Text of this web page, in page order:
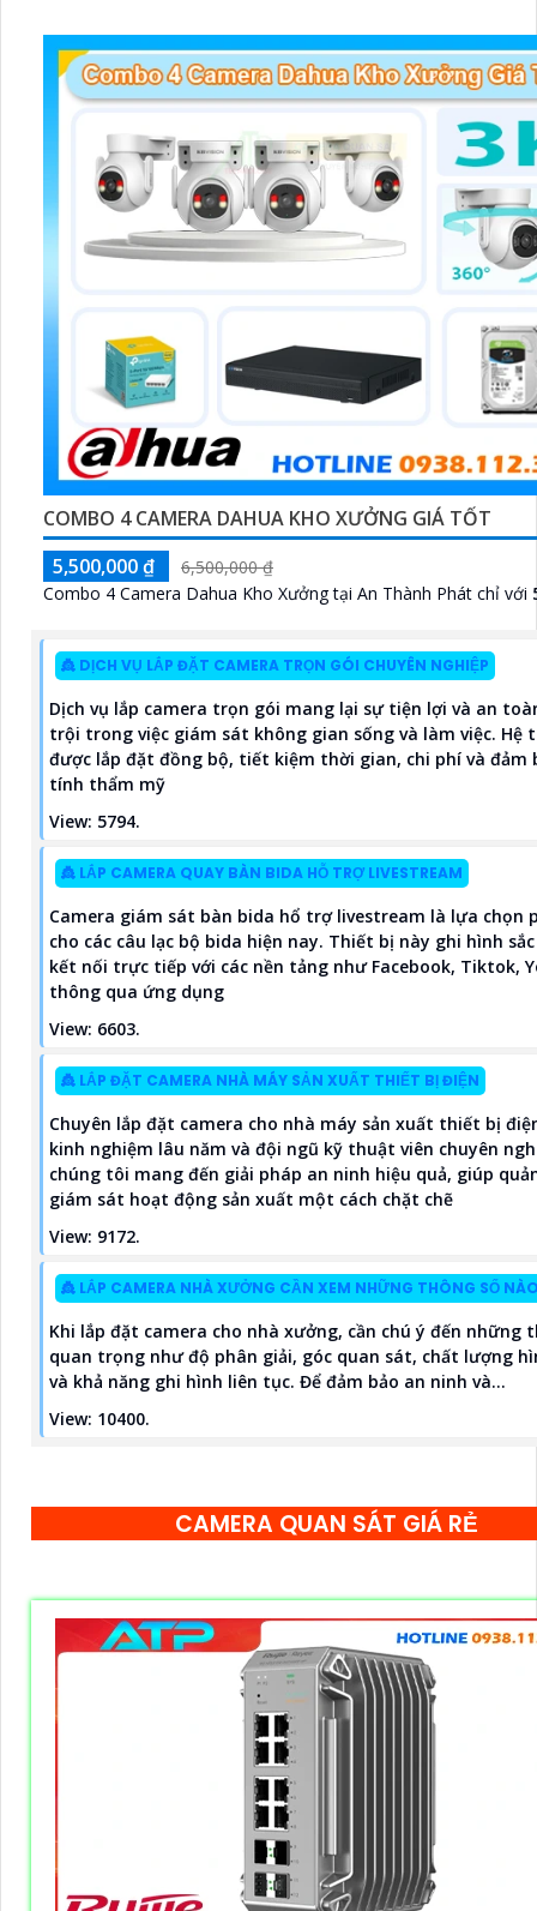
COMBO 4 CAMERA DAHUA KHO XƯỞNG GIÁ TỐT
5,500,000 ₫
6,500,000 ₫
Combo 4 Camera Dahua Kho Xưởng tại An Thành Phát chỉ với
👸 DỊCH VỤ LẮP ĐẶT CAMERA TRỌN GÓI CHUYÊN NGHIỆP
Dịch vụ lắp camera trọn gói mang lại sự tiện lợi và an
trội trong việc giám sát không gian sống và làm việc. Hệ
được lắp đặt đồng bộ, tiết kiệm thời gian, chi phí và đảm
tính thẩm mỹ
View: 5794.
👸 LẮP CAMERA QUAY BÀN BIDA HỖ TRỢ LIVESTREAM
Camera giám sát bàn bida hổ trợ livestream là lựa chọn
cho các câu lạc bộ bida hiện nay. Thiết bị này ghi hình
kết nối trực tiếp với các nền tảng như Facebook, Tiktok,
thông qua ứng dụng
View: 6603.
👸 LẮP ĐẶT CAMERA NHÀ MÁY SẢN XUẤT THIẾT BỊ ĐIỆN
Chuyên lắp đặt camera cho nhà máy sản xuất thiết bị
kinh nghiệm lâu năm và đội ngũ kỹ thuật viên chuyên
chúng tôi mang đến giải pháp an ninh hiệu quả, giúp
giám sát hoạt động sản xuất một cách chặt chẽ
View: 9172.
👸 LẮP CAMERA NHÀ XƯỞNG CẦN XEM NHỮNG THÔNG SỐ
Khi lắp đặt camera cho nhà xưởng, cần chú ý đến những
quan trọng như độ phân giải, góc quan sát, chất lượng
và khả năng ghi hình liên tục. Để đảm bảo an ninh và...
View: 10400.
CAMERA QUAN SÁT GIÁ RẺ